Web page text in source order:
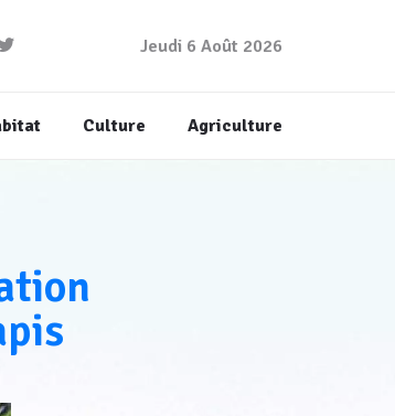
Jeudi 6 Août 2026
Culture Agriculture